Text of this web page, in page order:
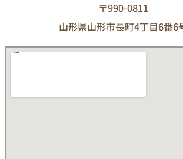
〒990-0811
山形県山形市長町4丁目6番6